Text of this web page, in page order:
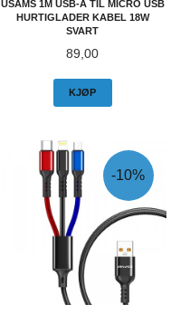
USAMS 1M USB-A TIL MICRO USB
HURTIGLADER KABEL 18W
SVART
Pris
89,00
KJØP
-10%